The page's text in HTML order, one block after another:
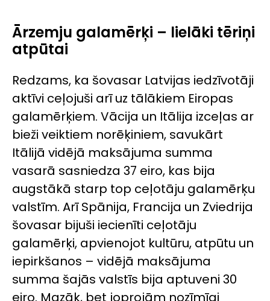
Ārzemju galamērķi – lielāki tēriņi
atpūtai
Redzams, ka šovasar Latvijas iedzīvotāji
aktīvi ceļojuši arī uz tālākiem Eiropas
galamērķiem. Vācija un Itālija izceļas ar
bieži veiktiem norēķiniem, savukārt
Itālijā vidējā maksājuma summa
vasarā sasniedza 37 eiro, kas bija
augstākā starp top ceļotāju galamērķu
valstīm. Arī Spānija, Francija un Zviedrija
šovasar bijuši iecienīti ceļotāju
galamērķi, apvienojot kultūru, atpūtu un
iepirkšanos – vidējā maksājuma
summa šajās valstīs bija aptuveni 30
eiro. Mazāk, bet joprojām nozīmīgi